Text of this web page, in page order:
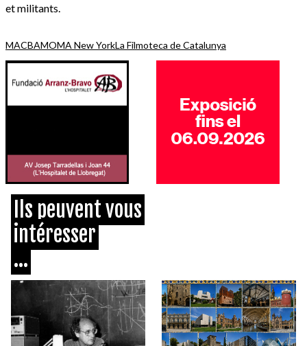
et militants.
MACBAMOMA New YorkLa Filmoteca de Catalunya
Ils peuvent vous
intéresser
...